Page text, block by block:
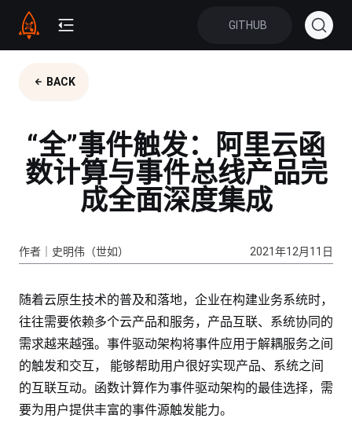
GITHUB
BACK
“全”事件触发：阿里云函
数计算与事件总线产品完
成全面深度集成
作者｜史明伟（世如） 2021年12月11日
随着云原生技术的普及和落地，企业在构建业务系统时，
往往需要依赖多个云产品和服务，产品互联、系统协同的
需求越来越强。事件驱动架构将事件应用于解耦服务之间
的触发和交互， 能够帮助用户很好实现产品、系统之间
的互联互动。函数计算作为事件驱动架构的最佳选择，需
要为用户提供丰富的事件源触发能力。